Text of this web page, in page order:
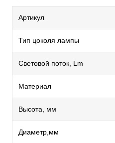
Артикул
Тип цоколя лампы
Световой поток, Lm
Материал
Высота, мм
Диаметр,мм